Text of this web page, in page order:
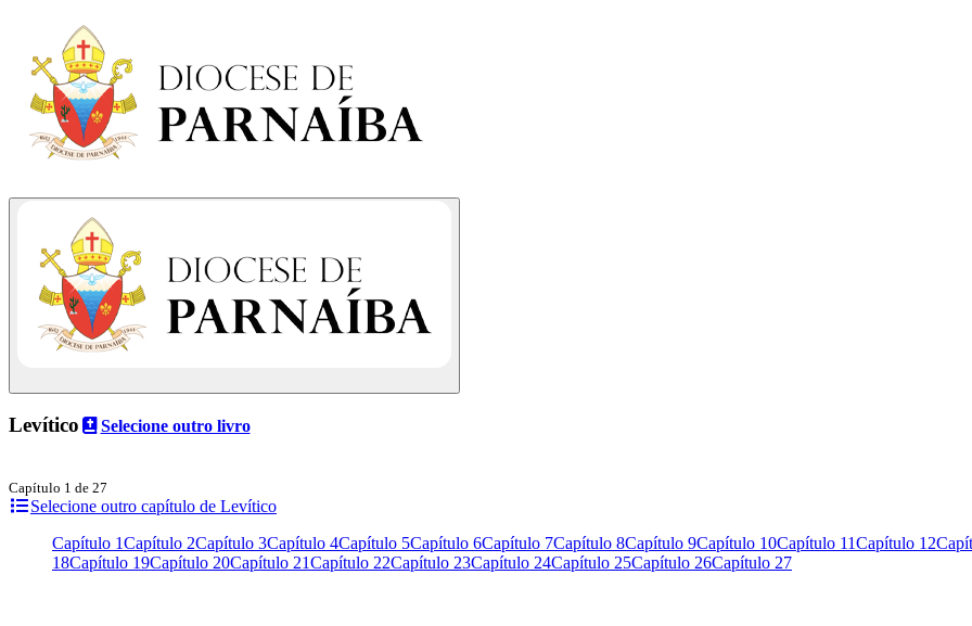
Levítico Selecione outro livro
Capítulo 1 de 27
Selecione outro capítulo de Levítico
Capítulo 1Capítulo 2Capítulo 3Capítulo 4Capítulo 5Capítulo 6Capítulo 7Capítulo 8Capítulo 9Capítulo 10Capítulo 11Capítulo 12
18Capítulo 19Capítulo 20Capítulo 21Capítulo 22Capítulo 23Capítulo 24Capítulo 25Capítulo 26Capítulo 27